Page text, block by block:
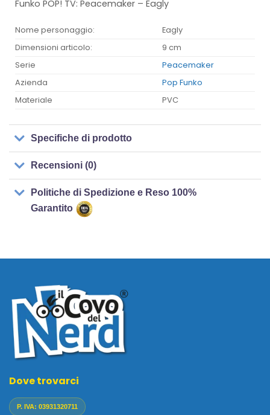
Funko POP! TV: Peacemaker – Eagly
Nome personaggio:
Eagly
Dimensioni articolo:
9 cm
Serie
Peacemaker
Azienda
Pop Funko
Materiale
PVC
Specifiche di prodotto
Recensioni (0)
Politiche di Spedizione e Reso 100%
Garantito
Dove trovarci
P. IVA: 03931320711